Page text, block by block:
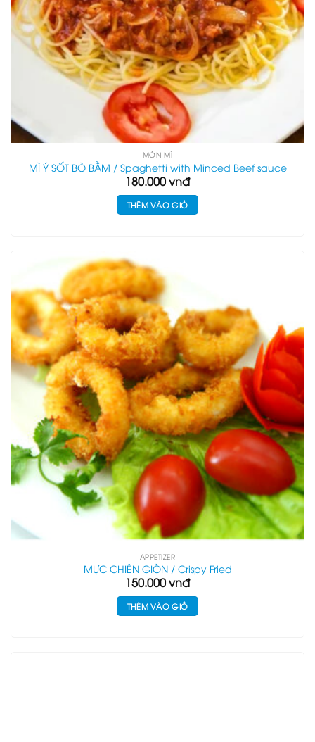
MÓN MÌ
MÌ Ý SỐT BÒ BẰM / Spaghetti with Minced Beef sauce
180.000vnđ
THÊM VÀO GIỎ
APPETIZER
MỰC CHIÊN GIÒN / Crispy Fried
150.000vnđ
THÊM VÀO GIỎ